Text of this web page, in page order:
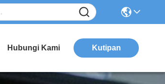
Hubungi Kami Kutipan